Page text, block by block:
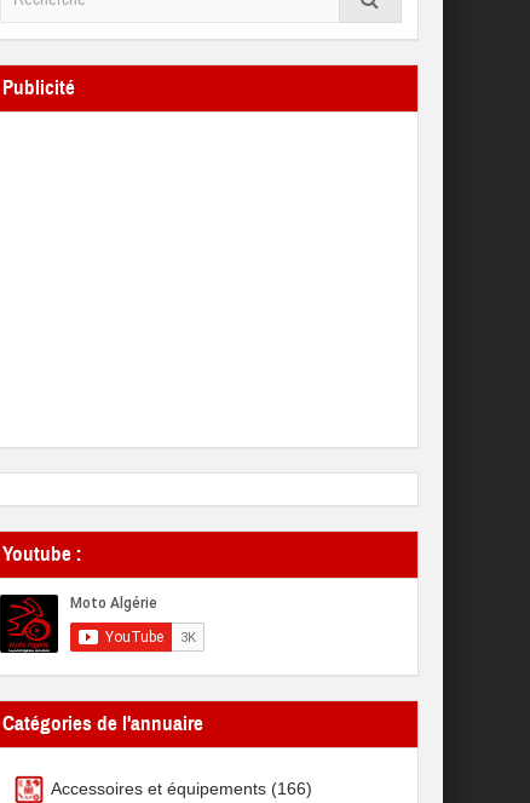
Publicité
Youtube :
Catégories de l'annuaire
Accessoires et équipements (166)